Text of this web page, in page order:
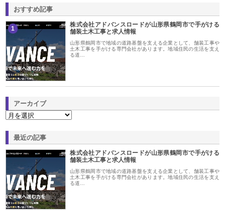
おすすめ記事
1
株式会社アドバンスロードが山形県鶴岡市で手がける
舗装土木工事と求人情報
山形県鶴岡市で地域の道路基盤を支える企業として、舗装工事や
土木工事を手がける専門会社があります。地域住民の生活を支え
る道…
アーカイブ
最近の記事
株式会社アドバンスロードが山形県鶴岡市で手がける
舗装土木工事と求人情報
山形県鶴岡市で地域の道路基盤を支える企業として、舗装工事や
土木工事を手がける専門会社があります。地域住民の生活を支え
る道…